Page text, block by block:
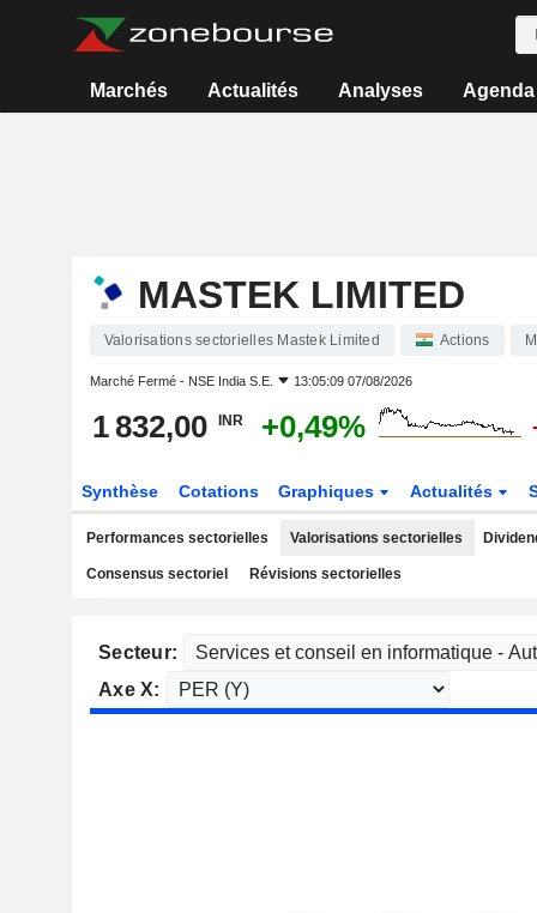
Marchés Actualités Analyses Agenda
MASTEK LIMITED
Valorisations sectorielles Mastek Limited Actions
Marché Fermé - NSE India S.E. 13:05:09 07/08/2026
1 832,00 INR +0,49%
Synthèse Cotations Graphiques Actualités
Performances sectorielles Valorisations sectorielles
Consensus sectoriel Révisions sectorielles
Secteur:
Axe X: